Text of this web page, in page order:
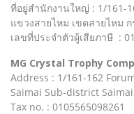
ที่อยู่สำนักงานใหญ่ : 1/161-
แขวงสายไหม เขตสายไหม
เลขที่ประจำตัวผู้เสียภาษี :
MG Crystal Trophy
Address : 1/161-162
Saimai Sub-district
Tax no. : 0105565098261